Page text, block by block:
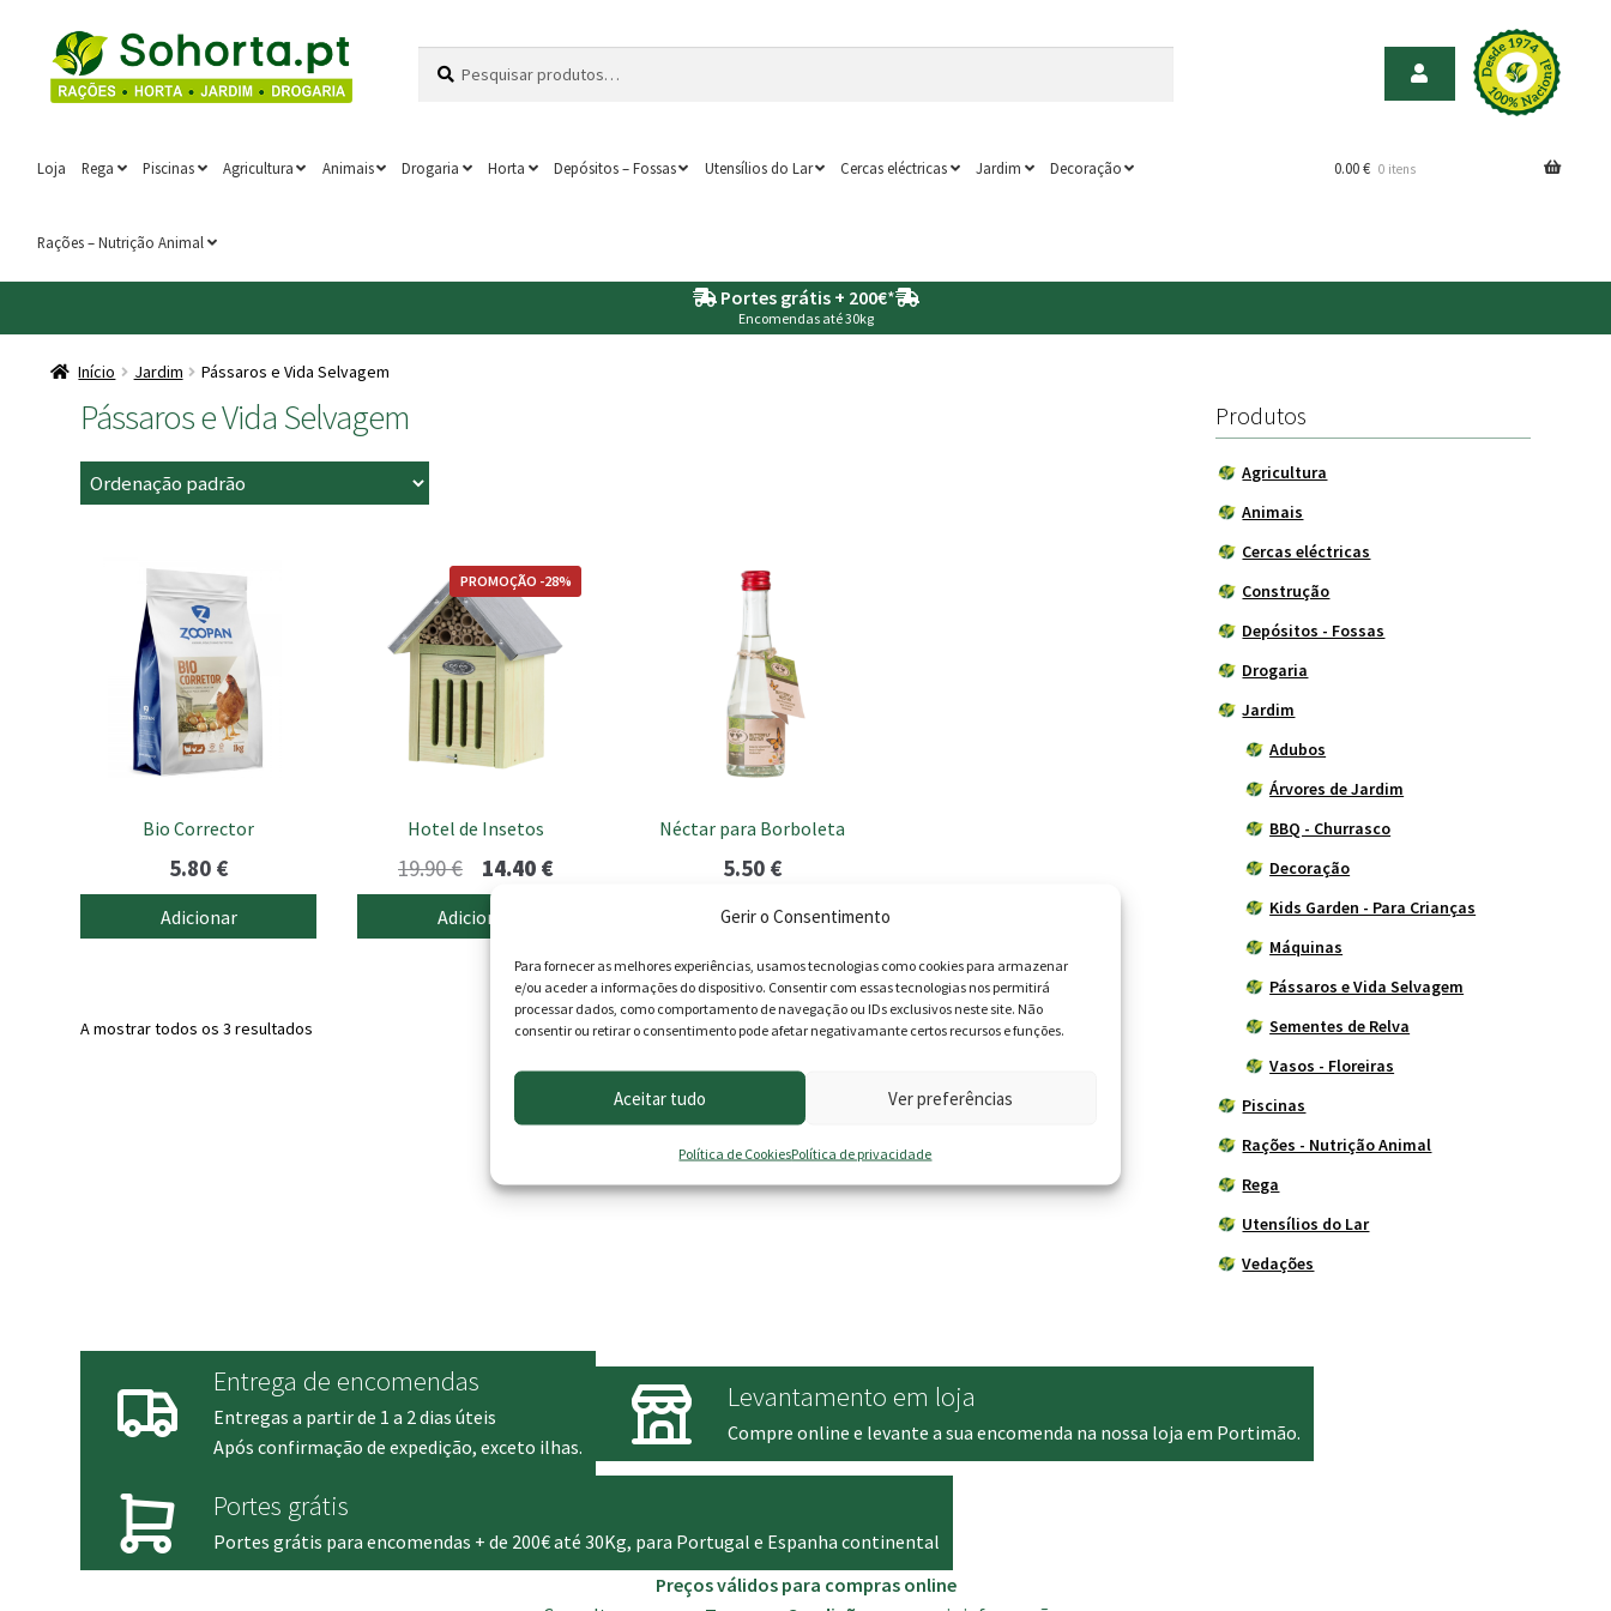
Gerir o Consentimento
Para fornecer as melhores experiências, usamos tecnologias como cookies para armazenar
e/ou aceder a informações do dispositivo. Consentir com essas tecnologias nos permitirá
processar dados, como comportamento de navegação ou IDs exclusivos neste site. Não
consentir ou retirar o consentimento pode afetar negativamante certos recursos e funções.
Aceitar tudo Ver preferências
Política de CookiesPolítica de privacidade
Ir
para
a
Saltar
para
o
por:
Loja Rega Piscinas Agricultura Animais Drogaria Horta Depósitos – Fossas Utensílios do Lar Cercas eléctricas Jardim Decoração
Rações – Nutrição Animal
0.00€ 0 itens
Portes grátis + 200€*
Encomendas até 30kg
Início Jardim Pássaros e Vida Selvagem
Pássaros e Vida Selvagem
Bio Corrector
5.80 €
Adicionar
Hotel de Insetos
PROMOÇÃO -28%
19.90€
preço
original
19.90 €.
14.40 €O
é:
14.40 €.
Adicionar
Néctar para Borboleta
5.50 €
Adicionar
A mostrar todos os 3 resultados
Produtos
Agricultura
Animais
Cercas eléctricas
Construção
Depósitos - Fossas
Drogaria
Jardim
Adubos
Árvores de Jardim
BBQ - Churrasco
Decoração
Kids Garden - Para Crianças
Máquinas
Pássaros e Vida Selvagem
Sementes de Relva
Vasos - Floreiras
Piscinas
Rações - Nutrição Animal
Rega
Utensílios do Lar
Vedações
Entrega de encomendas
Entregas a partir de 1 a 2 dias úteis
Após confirmação de expedição, exceto ilhas.
Levantamento em loja
Compre online e levante a sua encomenda na nossa loja em Portimão.
Portes grátis
Portes grátis para encomendas + de 200€ até 30Kg, para Portugal e Espanha continental
Preços válidos para compras online